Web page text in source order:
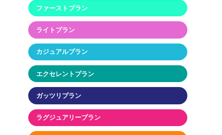
ファーストプラン
ライトプラン
カジュアルプラン
エクセレントプラン
ガッツリプラン
ラグジュアリープラン